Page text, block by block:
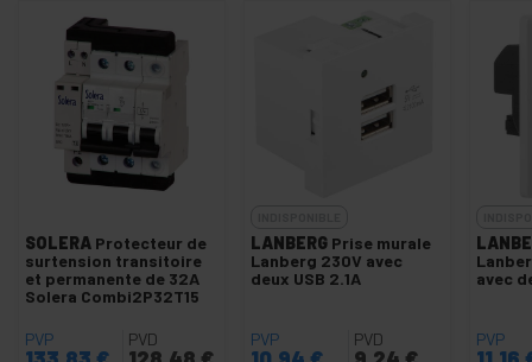
SOLERA Protecteur de
surtension transitoire
et permanente de 32A
Solera Combi2P32T15
PVP PVD
LANBERG Prise murale
Lanberg 230V avec
deux USB 2.1A
PVP PVD
avec
PVP